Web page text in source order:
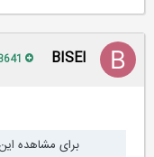
BISEl
برای مشاهده این